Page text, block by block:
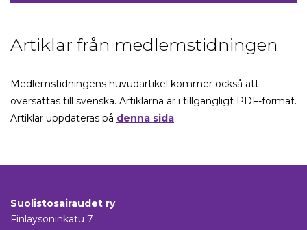
Artiklar från medlemstidningen
Medlemstidningens huvudartikel kommer också att
översättas till svenska. Artiklarna är i tillgängligt PDF-format.
Artiklar uppdateras på denna sida.
Suolistosairaudet ry
Finlaysoninkatu 7